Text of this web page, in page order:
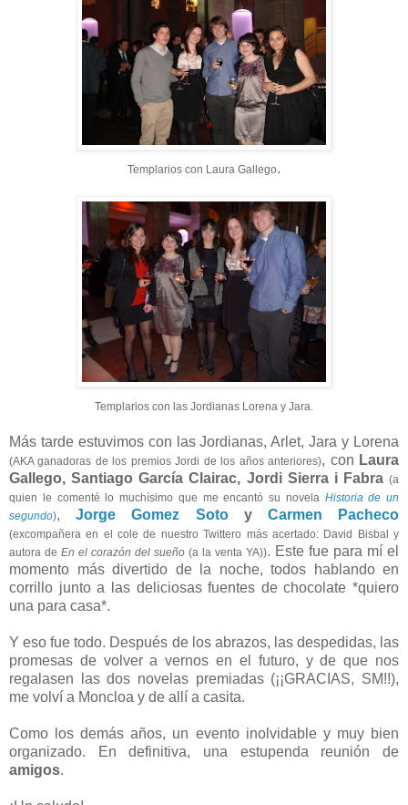
Templarios con Laura Gallego.
Templarios con las Jordianas Lorena y Jara.
Más tarde estuvimos con las Jordianas, Arlet, Jara y Lorena
(AKA ganadoras de los premios Jordi de los años anteriores), con Laura
Gallego, Santiago García Clairac, Jordi Sierra i Fabra (a
quien le comenté lo muchísimo que me encantó su novela Historia de un
segundo),Jorge Gomez Sotoy Carmen Pacheco
(excompañera en el cole de nuestro Twittero más acertado: David Bisbal y
autora de En el corazón del sueño (a la venta YA)). Este fue para mí el
momento más divertido de la noche, todos hablando en
corrillo junto a las deliciosas fuentes de chocolate *quiero
una para casa*.
Y eso fue todo. Después de los abrazos, las despedidas, las
promesas de volver a vernos en el futuro, y de que nos
regalasen las dos novelas premiadas (¡¡GRACIAS, SM!!),
me volví a Moncloa y de allí a casita.
Como los demás años, un evento inolvidable y muy bien
organizado. En definitiva, una estupenda reunión de
amigos.